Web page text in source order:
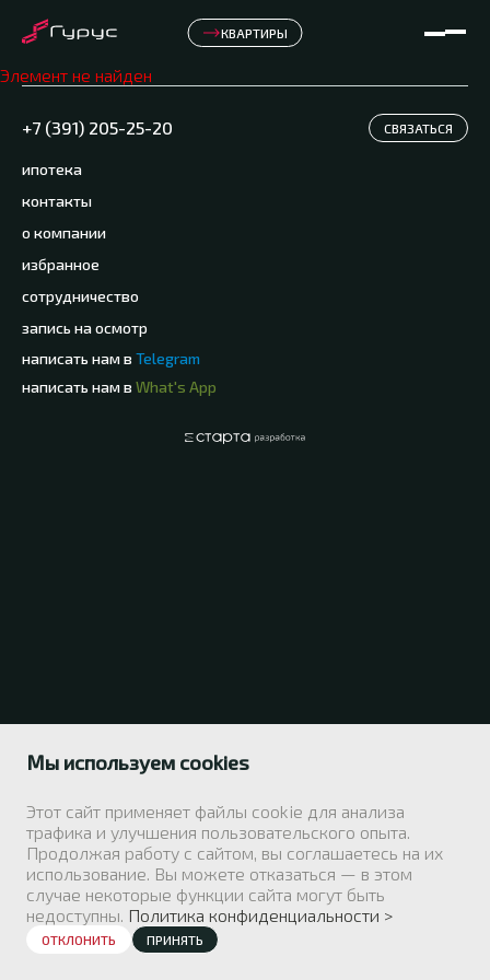
КВАРТИРЫ
Элемент не найден
+7 (391) 205-25-20 СВЯЗАТЬСЯ
ипотека
контакты
о компании
избранное
сотрудничество
запись на осмотр
написать нам в Telegram
написать нам в What's App
Мы используем cookies
Этот сайт применяет файлы cookie для анализа
трафика и улучшения пользовательского опыта.
Продолжая работу с сайтом, вы соглашаетесь на их
использование. Вы можете отказаться — в этом
случае некоторые функции сайта могут быть
недоступны. Политика конфиденциальности >
ОТКЛОНИТЬ ПРИНЯТЬ